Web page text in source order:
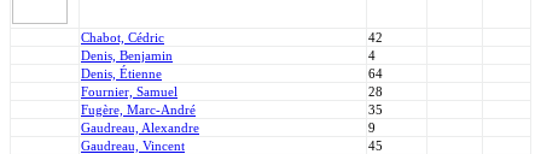
Chabot, Cédric
42
Denis, Benjamin
4
Denis, Étienne
64
Fournier, Samuel
28
Fugère, Marc-André
35
Gaudreau, Alexandre
9
Gaudreau, Vincent
45